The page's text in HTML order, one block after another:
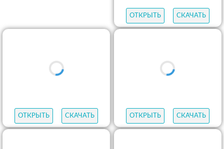
ОТКРЫТЬ СКАЧАТЬ